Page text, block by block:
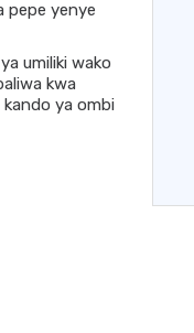
pepe yenye
umiliki wako
kwa
kando ya ombi